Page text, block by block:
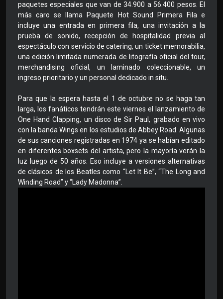
paquetes especiales que van de 34.900 a 56.400 pesos. El
más caro se llama Paquete Hot Sound Primera Fila e
incluye una entrada en primera fila, una invitación a la
prueba de sonido, recepción de hospitalidad previa al
espectáculo con servicio de catering, un ticket memorabilia,
una edición limitada numerada de litografía oficial del tour,
merchandising oficial, un laminado coleccionable, un
ingreso prioritario y un personal dedicado in situ.
Para que la espera hasta el 1 de octubre no se haga tan
larga, los fanáticos tendrán este viernes el lanzamiento de
One Hand Clapping, un disco de Sir Paul, grabado en vivo
con la banda Wings en los estudios de Abbey Road. Algunas
de sus canciones registradas en 1974 ya se habían editado
en diferentes boxsets del artista, pero la mayoría verán la
luz luego de 50 años. Eso incluye a versiones alternativas
de clásicos de los Beatles como “Let It Be”, “The Long and
Winding Road” y “Lady Madonna”.